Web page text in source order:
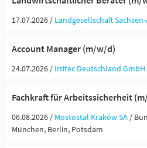
17.07.2026 / Landgesellschaft
Account Manager (m/w/d)
24.07.2026 / Irritec Deutschland GmbH
Fachkraft für Arbeitssicherheit
06.08.2026 / Mostostal Kraków SA /
München, Berlin, Potsdam